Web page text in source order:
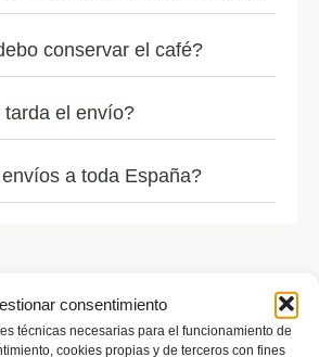
consentimiento
técnicas necesarias para el funcionamiento de
cookies propias y de terceros con fines
conservar el café?
tarda el envío?
a toda España?
podría gustar